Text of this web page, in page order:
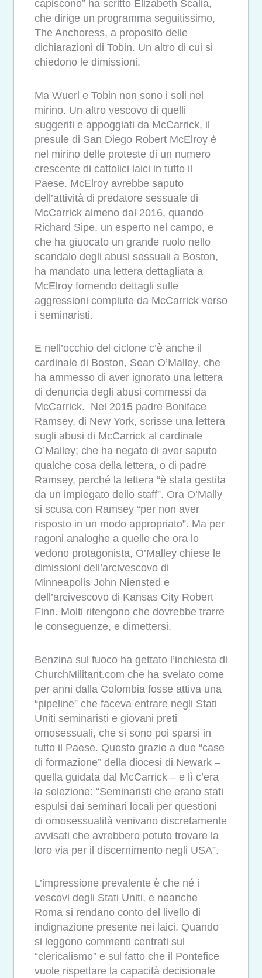
capiscono” ha scritto Elizabeth Scalia,
che dirige un programma seguitissimo,
The Anchoress, a proposito delle
dichiarazioni di Tobin. Un altro di cui si
chiedono le dimissioni.
Ma Wuerl e Tobin non sono i soli nel
mirino. Un altro vescovo di quelli
suggeriti e appoggiati da McCarrick, il
presule di San Diego Robert McElroy è
nel mirino delle proteste di un numero
crescente di cattolici laici in tutto il
Paese. McElroy avrebbe saputo
dell’attività di predatore sessuale di
McCarrick almeno dal 2016, quando
Richard Sipe, un esperto nel campo, e
che ha giuocato un grande ruolo nello
scandalo degli abusi sessuali a Boston,
ha mandato una lettera dettagliata a
McElroy fornendo dettagli sulle
aggressioni compiute da McCarrick verso
i seminaristi.
E nell’occhio del ciclone c’è anche il
cardinale di Boston, Sean O’Malley, che
ha ammesso di aver ignorato una lettera
di denuncia degli abusi commessi da
McCarrick. Nel 2015 padre Boniface
Ramsey, di New York, scrisse una lettera
sugli abusi di McCarrick al cardinale
O’Malley; che ha negato di aver saputo
qualche cosa della lettera, o di padre
Ramsey, perché la lettera “è stata gestita
da un impiegato dello staff”. Ora O’Mally
si scusa con Ramsey “per non aver
risposto in un modo appropriato”. Ma per
ragoni analoghe a quelle che ora lo
vedono protagonista, O’Malley chiese le
dimissioni dell’arcivescovo di
Minneapolis John Niensted e
dell’arcivescovo di Kansas City Robert
Finn. Molti ritengono che dovrebbe trarre
le conseguenze, e dimettersi.
Benzina sul fuoco ha gettato l’inchiesta di
ChurchMilitant.com che ha svelato come
per anni dalla Colombia fosse attiva una
“pipeline” che faceva entrare negli Stati
Uniti seminaristi e giovani preti
omosessuali, che si sono poi sparsi in
tutto il Paese. Questo grazie a due “case
di formazione” della diocesi di Newark –
quella guidata dal McCarrick – e lì c’era
la selezione: “Seminaristi che erano stati
espulsi dai seminari locali per questioni
di omosessualità venivano discretamente
avvisati che avrebbero potuto trovare la
loro via per il discernimento negli USA”.
L’impressione prevalente è che né i
vescovi degli Stati Uniti, e neanche
Roma si rendano conto del livello di
indignazione presente nei laici. Quando
si leggono commenti centrati sul
“clericalismo” e sul fatto che il Pontefice
vuole rispettare la capacità decisionale